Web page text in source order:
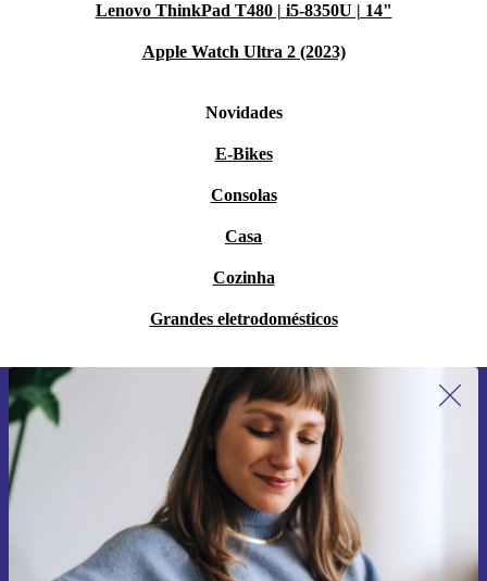
Lenovo ThinkPad T480 | i5-8350U | 14"
Apple Watch Ultra 2 (2023)
Novidades
E-Bikes
Consolas
Casa
Cozinha
Grandes eletrodomésticos
Subscreve a nossa newsletter pela
primeira vez e poupa 15€!
Não percas mais nenhuma oferta.